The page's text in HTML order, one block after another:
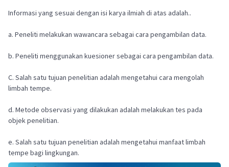
Informasi yang sesuai dengan isi karya ilmiah di atas adalah..
a. Peneliti melakukan wawancara sebagai cara pengambilan data.
b. Peneliti menggunakan kuesioner sebagai cara pengambilan data.
C. Salah satu tujuan penelitian adalah mengetahui cara mengolah
limbah tempe.
d. Metode observasi yang dilakukan adalah melakukan tes pada
objek penelitian.
e. Salah satu tujuan penelitian adalah mengetahui manfaat limbah
tempe bagi lingkungan.